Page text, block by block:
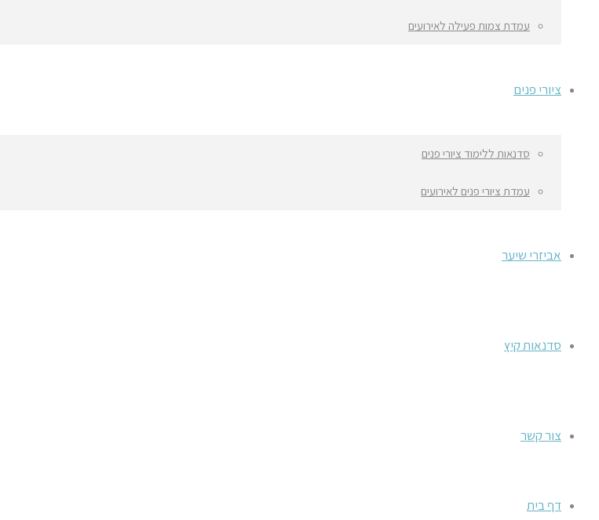
עמדת צמות פעילה לאירועים
ציורי פנים
סדנאות ללימוד ציורי פנים
עמדת ציורי פנים לאירועים
אביזרי שיער
סדנאות קיץ
צור קשר
דף בית